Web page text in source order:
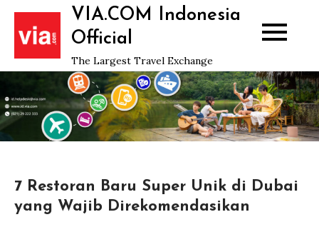
Skip
content
VIA.COM Indonesia
Official
The Largest Travel Exchange
7 Restoran Baru Super Unik di Dubai
yang Wajib Direkomendasikan